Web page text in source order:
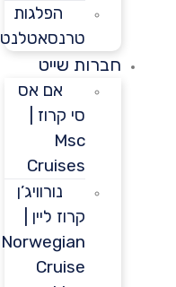
הפלגות
טרנסאטלנטיות
חברות שייט
אם אס
סי קרוז |
Cruises
נורוויג’ן
קרוז ליין |
Norwegian
Cruise